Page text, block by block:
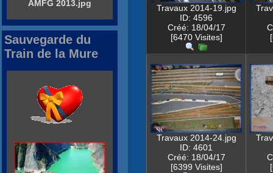
Travaux 2014-19.jpg
ID: 4596
Créé: 18/04/17
[6470 Visites]
Travaux 2014-24.jpg
ID: 4601
Créé: 18/04/17
[6399 Visites]
AMFG 2013.jpg
Sauvegarde du
Train de la Mure